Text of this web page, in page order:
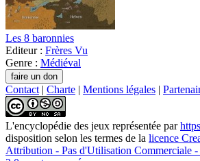
Les 8 baronnies
Editeur : Frères Vu
Genre : Médiéval
Contact | Charte | Mentions légales |
L'encyclopédie des jeux représentée par
disposition selon les termes de la licence
Attribution - Pas d'Utilisation Commerciale -